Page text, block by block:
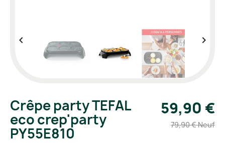
 
Crêpe party TEFAL
eco crep'party
PY55E810
59,90 €
79,90 € Neuf